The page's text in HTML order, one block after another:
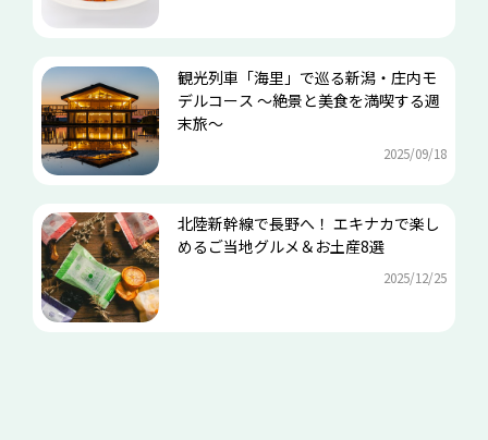
観光列車「海里」で巡る新潟・庄内モ
デルコース ～絶景と美食を満喫する週
末旅～
2025/09/18
北陸新幹線で長野へ！ エキナカで楽し
めるご当地グルメ＆お土産8選
2025/12/25